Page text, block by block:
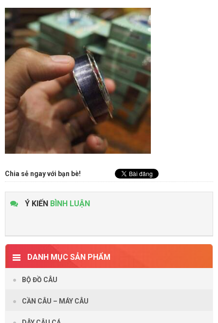
Chia sẻ ngay với bạn bè!
Ý KIẾN BÌNH LUẬN
DANH MỤC SẢN PHẨM
BỘ ĐỒ CÂU
CẦN CÂU – MÁY CÂU